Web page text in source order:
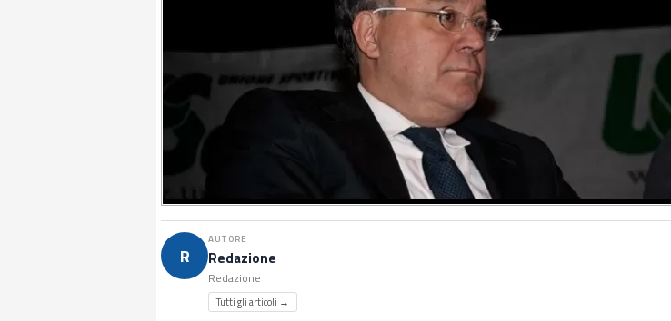
R
AUTORE
Redazione
Redazione
Tutti gli articoli →